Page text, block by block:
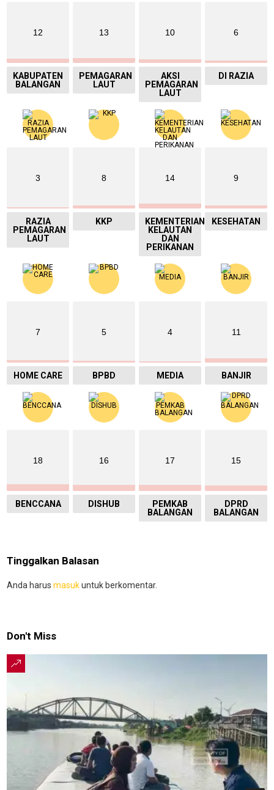
12
KABUPATEN
BALANGAN
13
PEMAGARAN
LAUT
10
AKSI
PEMAGARAN
LAUT
6
DI RAZIA
3
RAZIA
PEMAGARAN
LAUT
8
KKP
14
KEMENTERIAN
KELAUTAN
DAN
PERIKANAN
9
KESEHATAN
7
HOME CARE
5
BPBD
4
MEDIA
11
BANJIR
18
BENCCANA
16
DISHUB
17
PEMKAB
BALANGAN
15
DPRD
BALANGAN
Tinggalkan Balasan
Anda harus masukuntuk berkomentar.
Don't Miss